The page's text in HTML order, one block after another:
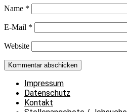
Name *
E-Mail *
Website
Impressum
Datenschutz
Kontakt